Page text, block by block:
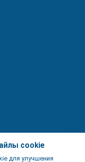
cookie
для улучшения